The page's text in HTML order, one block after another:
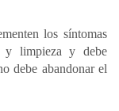
los síntomas
y limpieza y debe
debe abandonar el